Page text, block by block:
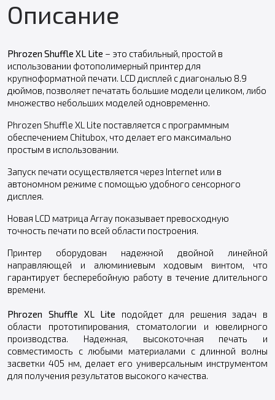
Описание
Phrozen Shuffle XL Lite – это стабильный, простой в
использовании фотополимерный принтер для
крупноформатной печати. LCD дисплей с диагональю 8.9
дюймов, позволяет печатать большие модели целиком, либо
множество небольших моделей одновременно.
Phrozen Shuffle XL Lite поставляется с программным
обеспечением Chitubox, что делает его максимально
простым в использовании.
Запуск печати осуществляется через Internet или в
автономном режиме с помощью удобного сенсорного
дисплея.
Новая LCD матрица Array показывает превосходную
точность печати по всей области построения.
Принтер оборудован надежной двойной линейной
направляющей и алюминиевым ходовым винтом, что
гарантирует бесперебойную работу в течение длительного
времени.
Phrozen Shuffle XL Lite подойдет для решения задач в
области прототипирования, стоматологии и ювелирного
производства. Надежная, высокоточная печать и
совместимость с любыми материалами с длинной волны
засветки 405 нм, делает его универсальным инструментом
для получения результатов высокого качества.